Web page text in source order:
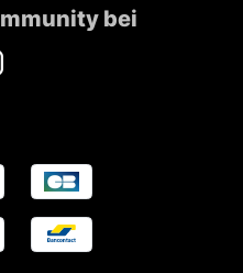
bei